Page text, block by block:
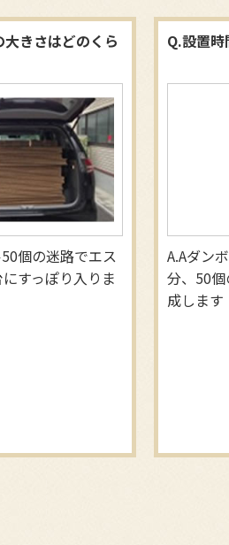
きさはどのくら
個の迷路でエス
すっぽり入りま
Q.設置時
Aダン
分、50
成します